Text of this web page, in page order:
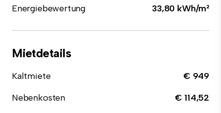
Energiebewertung
33,80 kWh/m²
Mietdetails
Kaltmiete
€ 949
Nebenkosten
€ 114,52